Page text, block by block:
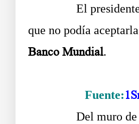
El
que no podía
Banco Mundial.
Fuente:
Del muro de